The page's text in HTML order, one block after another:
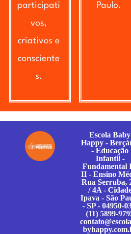
participati
vos,
criativos e
consciente
s.
Paulo.
Escola Baby
Happy -
- Educação
Infantil -
Fundamental
II - Ensino
Rua Serruba,
/ 4A -
Ipava - São
- SP - 04950-
(11) 5899-